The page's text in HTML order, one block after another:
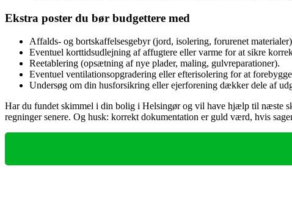
Ekstra poster du bør budgettere med
Affalds- og bortskaffelsesgebyr (jord, isolering, forurenet
Eventuel korttidsudlejning af affugtere eller varme for at sikre
Reetablering (opsætning af nye plader, maling, gulvreparationer).
Eventuel ventilationsopgradering eller efterisolering for at
Undersøg om din husforsikring eller ejerforening dækker dele af
Har du fundet skimmel i din bolig i Helsingør og vil have hjælp til næste
regninger senere. Og husk: korrekt dokumentation er guld værd, hvis